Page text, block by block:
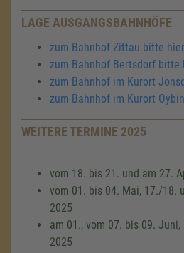
LAGE AUSGANGSBAHNHÖFE
zum Bahnhof Zittau bitte
zum Bahnhof Bertsdorf bitte
zum Bahnhof im Kurort
zum Bahnhof im Kurort
WEITERE TERMINE 2025
vom 18. bis 21. und am 27.
vom 01. bis 04. Mai, 17./18.
2025
am 01., vom 07. bis 09.
2025